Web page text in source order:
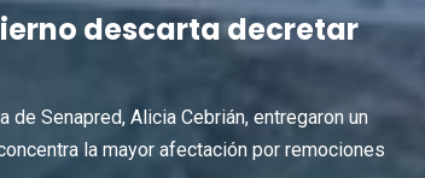
descarta decretar
Senapred, Alicia Cebrián, entregaron un
la mayor afectación por remociones